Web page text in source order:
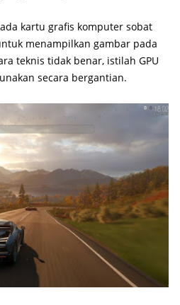
kartu grafis komputer sobat
menampilkan gambar pada
teknis tidak benar, istilah GPU
secara bergantian.